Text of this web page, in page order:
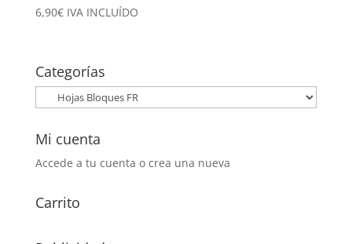
6,90€ IVA INCLUÍDO
Categorías
Mi cuenta
Accede a tu cuenta o crea una nueva
Carrito